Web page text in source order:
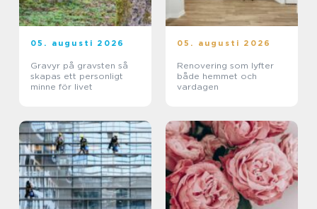
05. augusti 2026
Gravyr på gravsten så
skapas ett personligt
minne för livet
05. augusti 2026
Renovering som lyfter
både hemmet och
vardagen